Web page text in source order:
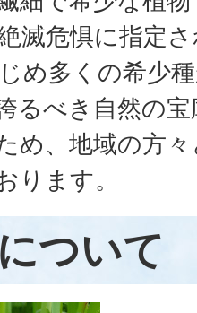
滅危惧に指定
め多くの希少
るべき自然の
め、地域の方
ります。
ついて